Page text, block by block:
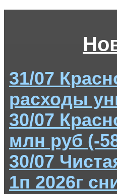
31/07
расходы
30/07
млн руб (-
30/07
1п 2026г